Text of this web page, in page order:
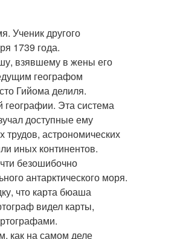
Ученик другого
1739 года.
взявшему в жены его
географом
Гийома делиля.
Эта система
доступные ему
астрономических
иных континентов.
безошибочно
антарктического моря.
что карта бюаша
видел карты,
как на самом деле